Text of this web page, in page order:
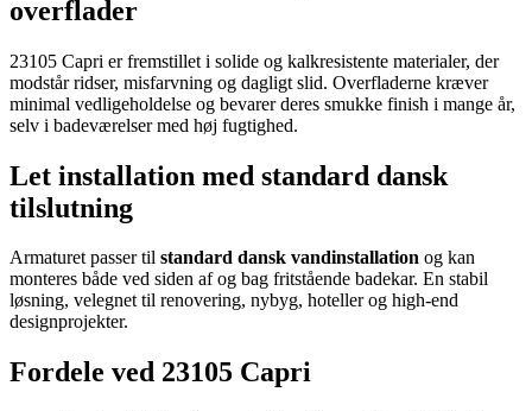
overflader
23105 Capri er fremstillet i solide og kalkresistente materialer, der
modstår ridser, misfarvning og dagligt slid. Overfladerne kræver
minimal vedligeholdelse og bevarer deres smukke finish i mange år,
selv i badeværelser med høj fugtighed.
Let installation med standard dansk
tilslutning
Armaturet passer til standard dansk vandinstallation og kan
monteres både ved siden af og bag fritstående badekar. En stabil
løsning, velegnet til renovering, nybyg, hoteller og high-end
designprojekter.
Fordele ved 23105 Capri